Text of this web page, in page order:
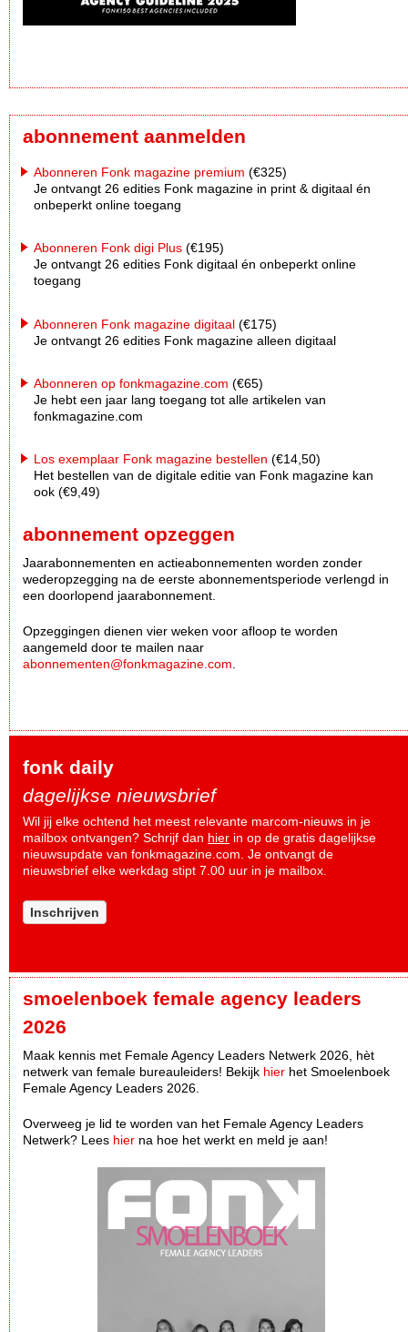
abonnement aanmelden
Abonneren Fonk magazine premium (€325)
Je ontvangt 26 edities Fonk magazine in print & digitaal én
onbeperkt online toegang
Abonneren Fonk digi Plus (€195)
Je ontvangt 26 edities Fonk digitaal én onbeperkt online
toegang
Abonneren Fonk magazine digitaal (€175)
Je ontvangt 26 edities Fonk magazine alleen digitaal
Abonneren op fonkmagazine.com (€65)
Je hebt een jaar lang toegang tot alle artikelen van
fonkmagazine.com
Los exemplaar Fonk magazine bestellen (€14,50)
Het bestellen van de digitale editie van Fonk magazine kan
ook (€9,49)
abonnement opzeggen
Jaarabonnementen en actieabonnementen worden zonder
wederopzegging na de eerste abonnementsperiode verlengd in
een doorlopend jaarabonnement.
Opzeggingen dienen vier weken voor afloop te worden
aangemeld door te mailen naar
abonnementen@fonkmagazine.com
fonk daily
dagelijkse nieuwsbrief
Wil jij elke ochtend het meest relevante marcom-nieuws in je
mailbox ontvangen? Schrijf dan hier in op de gratis dagelijkse
nieuwsupdate van fonkmagazine.com. Je ontvangt de
nieuwsbrief elke werkdag stipt 7.00 uur in je mailbox.
Inschrijven
smoelenboek female agency leaders
2026
Maak kennis met Female Agency Leaders Netwerk 2026, hèt
netwerk van female bureauleiders! Bekijk hier het Smoelenboek
Female Agency Leaders 2026.
Overweeg je lid te worden van het Female Agency Leaders
Netwerk? Lees hier na hoe het werkt en meld je aan!